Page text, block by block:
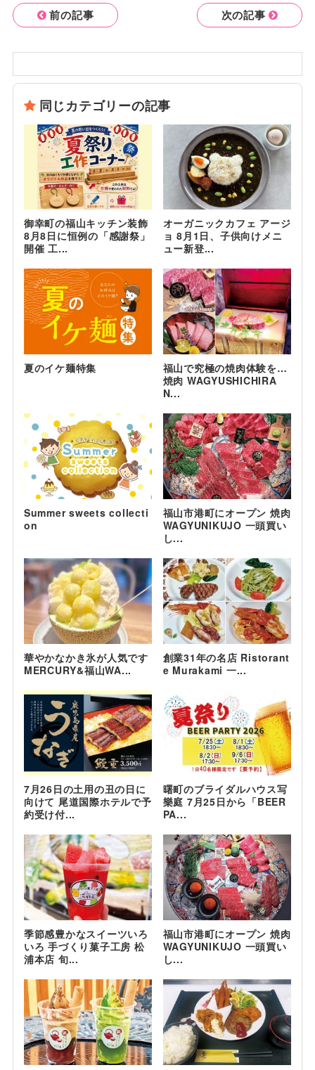
前の記事 次の記事
同じカテゴリーの記事
御幸町の福山キッチン装飾
8月8日に恒例の「感謝祭」
開催 工...
オーガニックカフェ アージ
ョ 8月1日、子供向けメニ
ュー新登...
夏のイケ麺特集
福山で究極の焼肉体験を…
焼肉 WAGYUSHICHIRA
N...
Summer sweets collecti
on
福山市港町にオープン 焼肉
WAGYUNIKUJO 一頭買い
し...
華やかなかき氷が人気です
MERCURY&福山WA...
創業31年の名店 Ristorant
e Murakami 一...
7月26日の土用の丑の日に
向けて 尾道国際ホテルで予
約受け付...
曙町のブライダルハウス写
樂庭 7月25日から「BEER
PA...
季節感豊かなスイーツいろ
いろ 手づくり菓子工房 松
浦本店 旬...
福山市港町にオープン 焼肉
WAGYUNIKUJO 一頭買い
し...